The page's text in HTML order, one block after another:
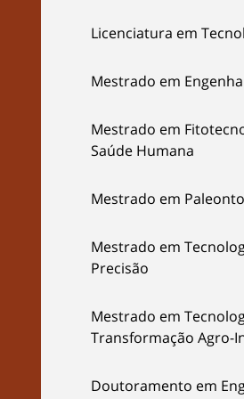
Licenciatura em
Mestrado em
Mestrado em
Saúde Humana
Mestrado em
Mestrado em
Precisão
Mestrado em
Transformação Agro-
Doutoramento em